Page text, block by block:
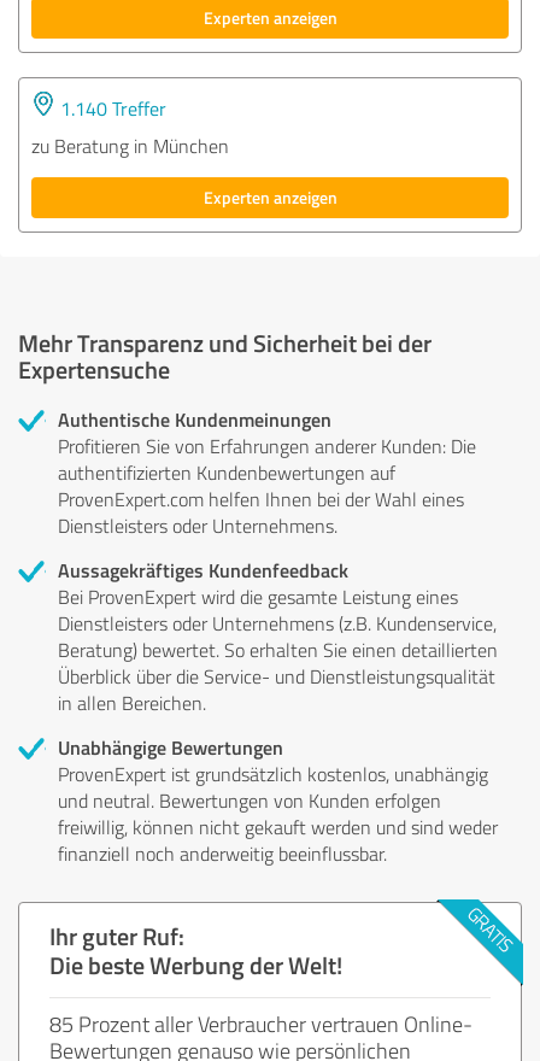
Experten anzeigen
1.140 Treffer
zu Beratung in München
Experten anzeigen
Mehr Transparenz und Sicherheit bei der
Expertensuche
Authentische Kundenmeinungen
Profitieren Sie von Erfahrungen anderer Kunden: Die
authentifizierten Kundenbewertungen auf
ProvenExpert.com helfen Ihnen bei der Wahl eines
Dienstleisters oder Unternehmens.
Aussagekräftiges Kundenfeedback
Bei ProvenExpert wird die gesamte Leistung eines
Dienstleisters oder Unternehmens (z.B. Kundenservice,
Beratung) bewertet. So erhalten Sie einen detaillierten
Überblick über die Service- und Dienstleistungsqualität
in allen Bereichen.
Unabhängige Bewertungen
ProvenExpert ist grundsätzlich kostenlos, unabhängig
und neutral. Bewertungen von Kunden erfolgen
freiwillig, können nicht gekauft werden und sind weder
finanziell noch anderweitig beeinflussbar.
Ihr guter Ruf:
Die beste Werbung der Welt!
85 Prozent aller Verbraucher vertrauen Online-
Bewertungen genauso wie persönlichen